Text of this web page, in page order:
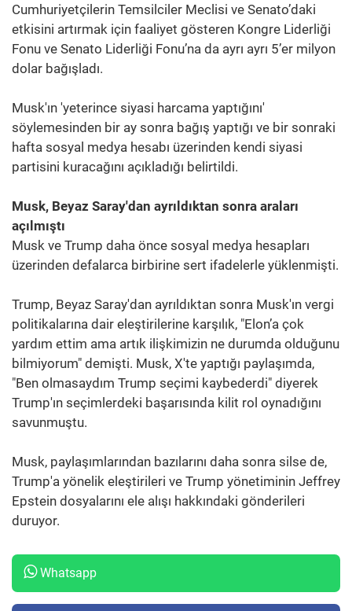
Cumhuriyetçilerin Temsilciler Meclisi ve Senato’daki
etkisini artırmak için faaliyet gösteren Kongre Liderliği
Fonu ve Senato Liderliği Fonu’na da ayrı ayrı 5’er milyon
dolar bağışladı.
Musk'ın 'yeterince siyasi harcama yaptığını'
söylemesinden bir ay sonra bağış yaptığı ve bir sonraki
hafta sosyal medya hesabı üzerinden kendi siyasi
partisini kuracağını açıkladığı belirtildi.
Musk, Beyaz Saray'dan ayrıldıktan sonra araları
açılmıştı
Musk ve Trump daha önce sosyal medya hesapları
üzerinden defalarca birbirine sert ifadelerle yüklenmişti.
Trump, Beyaz Saray'dan ayrıldıktan sonra Musk'ın vergi
politikalarına dair eleştirilerine karşılık, "Elon’a çok
yardım ettim ama artık ilişkimizin ne durumda olduğunu
bilmiyorum" demişti. Musk, X'te yaptığı paylaşımda,
"Ben olmasaydım Trump seçimi kaybederdi" diyerek
Trump'ın seçimlerdeki başarısında kilit rol oynadığını
savunmuştu.
Musk, paylaşımlarından bazılarını daha sonra silse de,
Trump'a yönelik eleştirileri ve Trump yönetiminin Jeffrey
Epstein dosyalarını ele alışı hakkındaki gönderileri
duruyor.
Whatsapp